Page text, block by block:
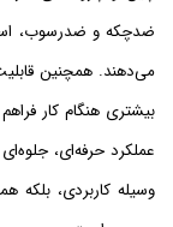
ضدچکه و ضدرسوب،
می‌دهند. همچنین
بیشتری هنگام کار
عملکرد حرفه‌ای،
وسیله کاربردی،